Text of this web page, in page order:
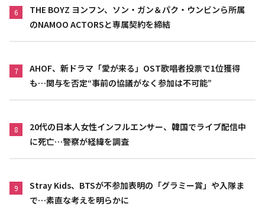
6
THE BOYZ ヨンフン、ソン・ガン＆パク・ウンビンら所属
のNAMOO ACTORSと専属契約を締結
7
AHOF、新ドラマ「愛が来る」OST歌唱者投票で1位獲得
も…関与を否定“事前の協議がなく参加は不可能”
8
20代の日本人女性インフルエンサー、韓国でライブ配信中
に死亡…警察が経緯を調査
9
Stray Kids、BTSが不参加表明の「グラミー賞」や入隊ま
で…素直な考えを明らかに